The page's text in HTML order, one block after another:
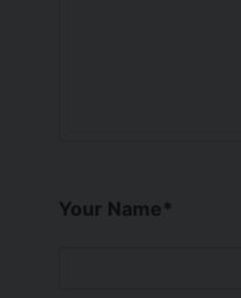
Your Name*